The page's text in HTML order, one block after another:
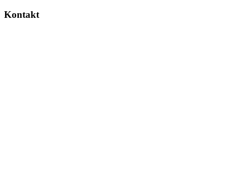
Kontakt